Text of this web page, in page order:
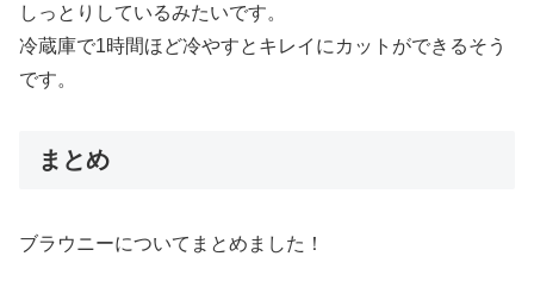
しっとりしているみたいです。
冷蔵庫で1時間ほど冷やすとキレイにカットができるそう
です。
まとめ
ブラウニーについてまとめました！